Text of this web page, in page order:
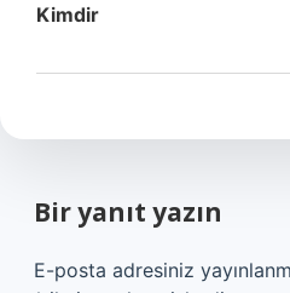
Kimdir
Bir yanıt yazın
E-posta adresiniz